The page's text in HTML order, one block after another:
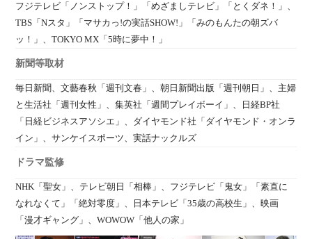
フジテレビ「ノンストップ！」「めざましテレビ」「とくダネ！」、
TBS「Nスタ」「マサカっ!の実話SHOW!」「みのもんたの朝ズバ
ッ！」、TOKYO MX「5時に夢中！」
新聞等取材
毎日新聞、文藝春秋「週刊文春」、朝日新聞出版「週刊朝日」、主婦
と生活社「週刊女性」、集英社「週間プレイボーイ」、日経BP社
「日経ビジネスアソシエ」、ダイヤモンド社「ダイヤモンド・オンラ
イン」、サンケイスポーツ、実話ナックルズ
ドラマ監修
NHK「聖女」、テレビ朝日「相棒」、フジテレビ「鬼女」「素直に
なれなくて」「絶対零度」、日本テレビ「35歳の高校生」、映画
「漫才ギャング」、WOWOW「他人の家」